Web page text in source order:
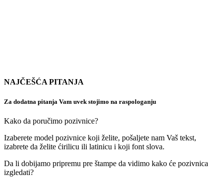
NAJČEŠĆA PITANJA
Za dodatna pitanja Vam uvek stojimo na raspologanju
Kako da poručimo pozivnice?
Izaberete model pozivnice koji želite, pošaljete nam Vaš tekst,
izabrete da želite ćirilicu ili latinicu i koji font slova.
Da li dobijamo pripremu pre štampe da vidimo kako će pozivnica
izgledati?